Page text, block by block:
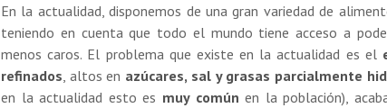
En la actualidad, disponemos de una gran variedad de
teniendo en cuenta que todo el mundo tiene acceso a
menos caros. El problema que existe en la actualidad es el
refinados, altos en azúcares, sal y grasas parcialmente
en la actualidad esto es muy común en la población),